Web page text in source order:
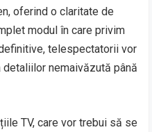
oferind o claritate de
modul în care privim
telespectatorii vor
nemaivăzută până
TV, care vor trebui să se